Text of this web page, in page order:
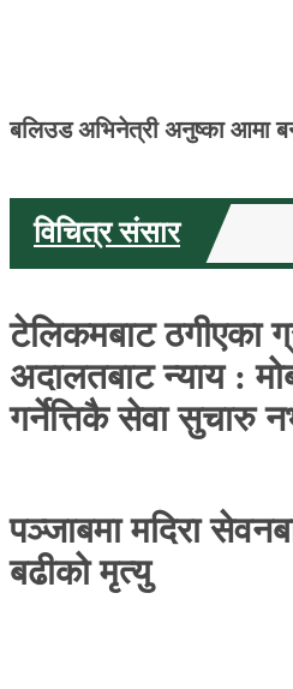
बलिउड अभिनेत्री अनुष्का आमा
विचित्र संसार
टेलिकमबाट ठगीएका
अदालतबाट न्याय :
गर्नेत्तिकै सेवा सुचारु
पञ्जाबमा मदिरा
बढीको मृत्यु